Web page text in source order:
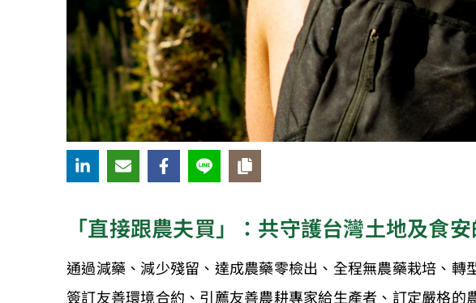
「直接跟農夫買」：共守護台灣土地及食
通過減藥、減少殘留、達成農藥零檢出、全程無農藥栽培、轉
簽訂友善環境合約、引薦友善農耕專家給生產者、訂定嚴格的